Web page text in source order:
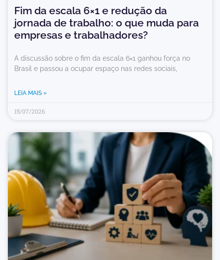
Fim da escala 6×1 e redução da
jornada de trabalho: o que muda para
empresas e trabalhadores?
A discussão sobre o fim da escala 6×1 ganhou força no
Brasil e passou a ocupar espaço nas redes sociais,
LEIA MAIS »
15/07/2026